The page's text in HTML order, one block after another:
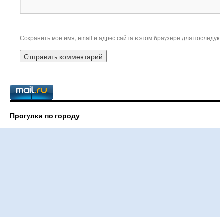
Сохранить моё имя, email и адрес сайта в этом браузере для
Прогулки по городу